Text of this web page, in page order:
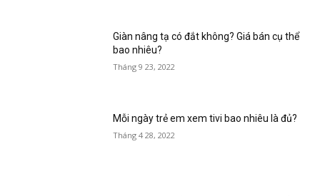
Giàn nâng tạ có đắt không? Giá bán cụ thể
bao nhiêu?
Tháng 9 23, 2022
Mỗi ngày trẻ em xem tivi bao nhiêu là đủ?
Tháng 4 28, 2022